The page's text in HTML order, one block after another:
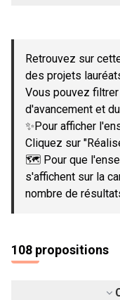
−
Retrouvez sur
des projets
Vous pouvez
d'avancement et
✨Pour afficher
Cliquez sur
🗺️ Pour que
s'affichent sur la
nombre de
108 propositions